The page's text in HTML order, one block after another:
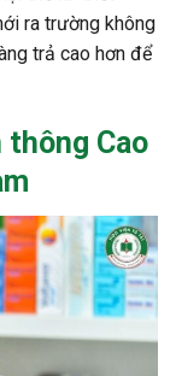
ra trường không
trả cao hơn để
Cao